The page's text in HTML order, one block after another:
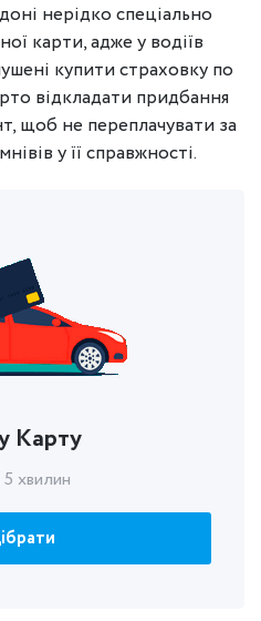
нерідко спеціально
карти, адже у водіїв
купити страховку по
відкладати придбання
щоб не переплачувати за
у її справжності.
Карту
хвилин